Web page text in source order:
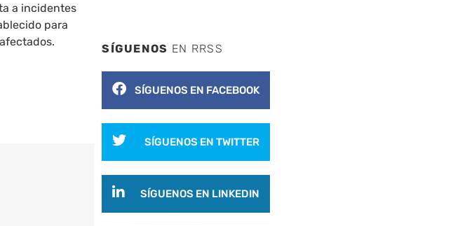
a incidentes
para
SÍGUENOS EN RRSS
SÍGUENOS EN FACEBOOK
SÍGUENOS EN TWITTER
SÍGUENOS EN LINKEDIN